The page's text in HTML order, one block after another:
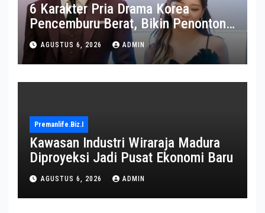
6 Karakter Pria Drama Korea
Pencemburu Berat, Bikin Penonton
Gemas
AGUSTUS 6, 2026 ADMIN
Premanlife.biz.i
Kawasan Industri Wiraraja Madura
Diproyeksi Jadi Pusat Ekonomi Baru
AGUSTUS 6, 2026 ADMIN